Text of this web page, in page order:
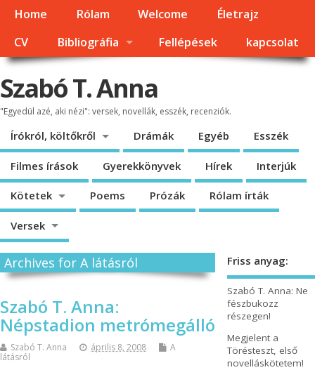
Home Rólam Welcome
Életrajz
CV
Bibliográfia Fellépések kapcsolat
Szabó T. Anna
"Egyedül azé, aki nézi": versek, novellák, esszék, recenziók.
Írókról, költőkről Drámák Egyéb Esszék
Filmes írások Gyerekkönyvek Hírek Interjúk
Kötetek Poems Prózák Rólam írták
Versek
Archives for A látásról
Szabó T. Anna:
Népstadion metrómegálló
Szabó T. Anna április 8, 2008
A
látásról
Friss anyag:
Szabó T. Anna: Ne
fészbukozz
részegen!
Megjelent a
Törésteszt, első
novelláskötetem!